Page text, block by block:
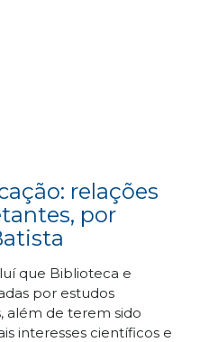
relações
por
que Biblioteca e
por estudos
além de terem sido
interesses científicos e